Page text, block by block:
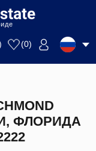
(0)
ФЛОРИДА